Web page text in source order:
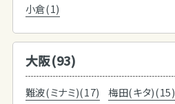
小倉(1)
大阪(93)
難波(ミナミ)(17) 梅田(キタ)(15)